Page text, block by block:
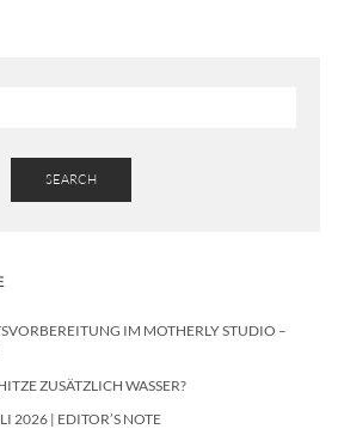
SEARCH
IM MOTHERLY STUDIO –
ZUSÄTZLICH WASSER?
2026 | EDITOR’S NOTE